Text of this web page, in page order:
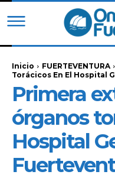
Inicio FUERTEVENTURA
Torácicos En El Hospital
Primera
órganos
Hospital